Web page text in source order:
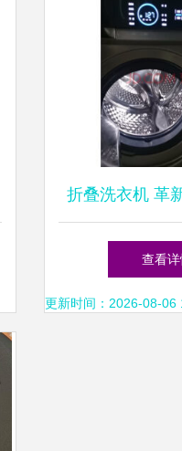
确方
折叠洗衣机 革
洗袜子只
查看
更新时间：2026-08-06